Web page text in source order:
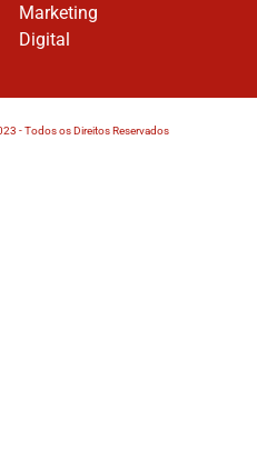
Marketing
Digital
- Todos os Direitos Reservados